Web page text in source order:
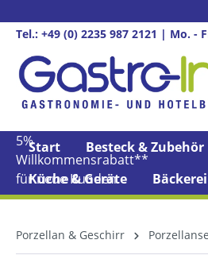
Zur Hauptnavigation
Tel.: +49 (0) 2235 987 2121 | Mo. -
5%
Willkommens­rabatt**
für neue Kunden
Start Besteck & Zubehör
Küche & Geräte
Porzellan & Geschirr